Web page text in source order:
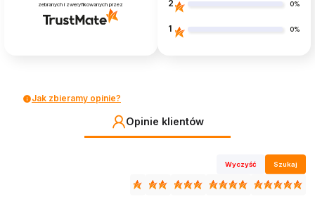
zebranych i zweryfikowanych przez 2 0%
1 0%
Jak zbieramy opinie?
Opinie klientów
Wyczyść Szukaj